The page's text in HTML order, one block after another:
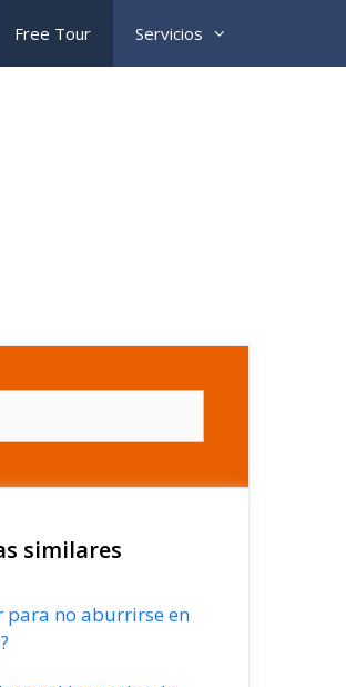
Free Tour Servicios
similares
para no aburrirse en